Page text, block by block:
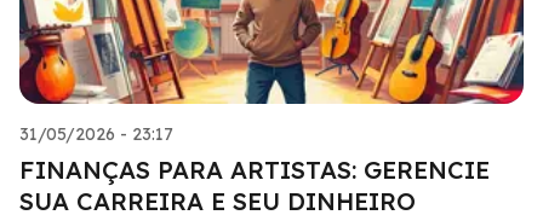
31/05/2026 - 23:17
FINANÇAS PARA ARTISTAS: GERENCIE
SUA CARREIRA E SEU DINHEIRO